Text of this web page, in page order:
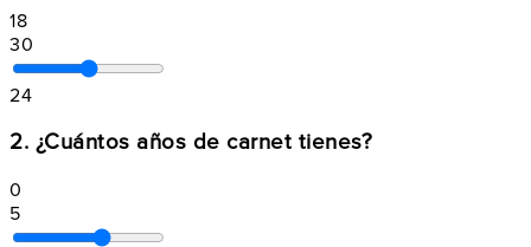
18
30
24
2. ¿Cuántos años de carnet tienes?
0
5